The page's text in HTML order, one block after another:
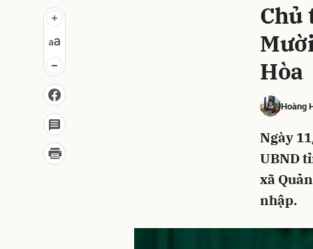
Chủ
Hòa
Hoàng
Ngày
UBND
xã
nhập.